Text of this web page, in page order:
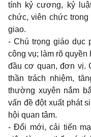
tính kỷ cương, kỷ
chức, viên chức
giao.
- Chú trọng giáo dục
công vụ; làm rõ
đầu cơ quan, đơn vị.
thần trách nhiệm,
thường xuyên nắm bắ
vấn đềđột xuất phát
hội quan tâm.
- Đổi mới, cải tiến